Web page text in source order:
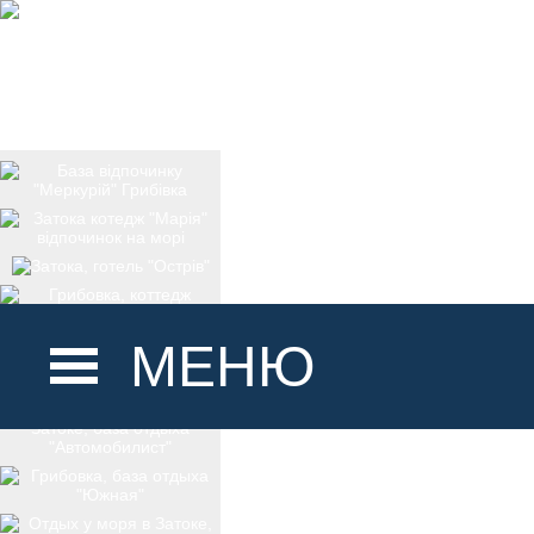
МЕНЮ